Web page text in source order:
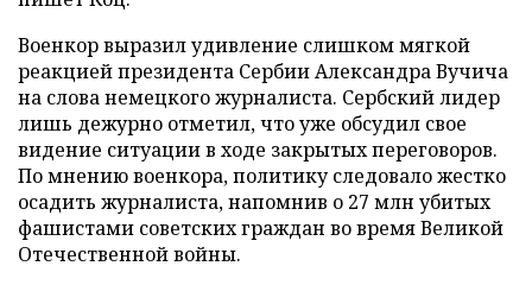
Военкор выразил удивление слишком мягкой
реакцией президента Сербии Александра Вучича
на слова немецкого журналиста. Сербский лидер
лишь дежурно отметил, что уже обсудил свое
видение ситуации в ходе закрытых переговоров.
По мнению военкора, политику следовало жестко
осадить журналиста, напомнив о 27 млн убитых
фашистами советских граждан во время Великой
Отечественной войны.